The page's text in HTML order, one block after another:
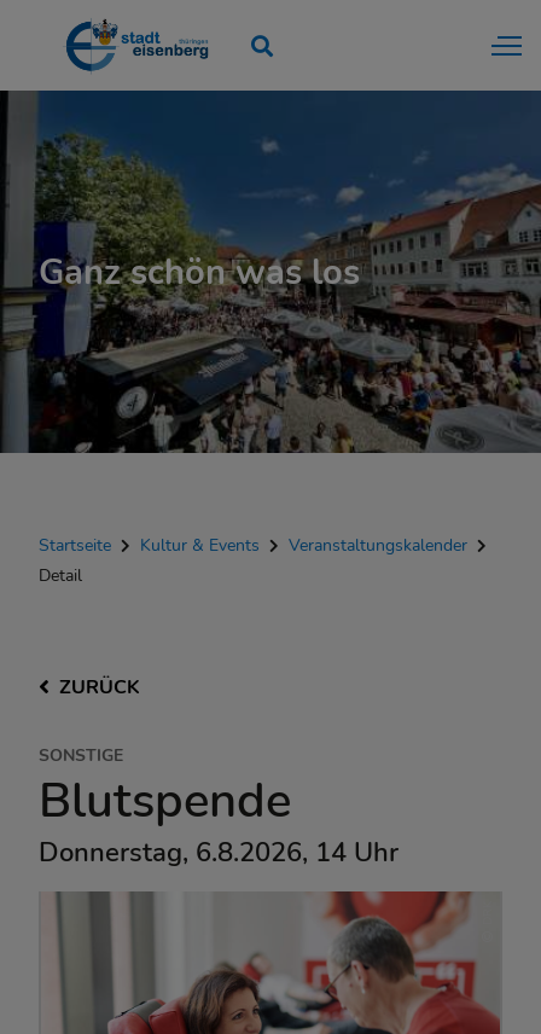
Ganz schön was los
Startseite Kultur & Events
Veranstaltungskalender
Detail
ZURÜCK
SONSTIGE
Blutspende
Donnerstag, 6.8.2026, 14 Uhr